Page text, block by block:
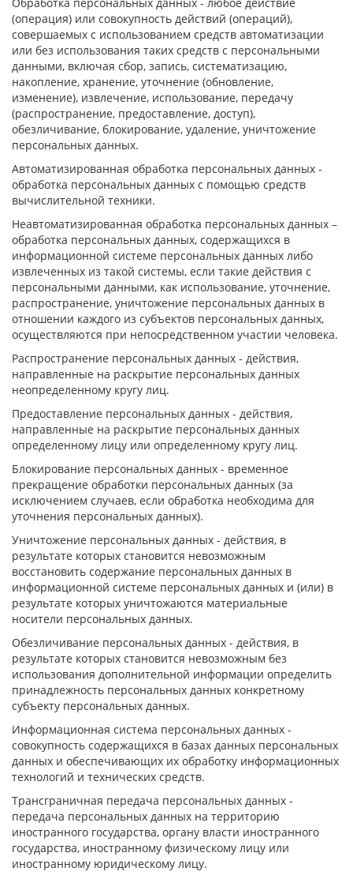
(операция) или совокупность действий (операций),
совершаемых с использованием средств автоматизации
или без использования таких средств с персональными
данными, включая сбор, запись, систематизацию,
накопление, хранение, уточнение (обновление,
изменение), извлечение, использование, передачу
(распространение, предоставление, доступ),
обезличивание, блокирование, удаление, уничтожение
персональных данных.
Автоматизированная обработка персональных данных -
обработка персональных данных с помощью средств
вычислительной техники.
Неавтоматизированная обработка персональных данных –
обработка персональных данных, содержащихся в
информационной системе персональных данных либо
извлеченных из такой системы, если такие действия с
персональными данными, как использование, уточнение,
распространение, уничтожение персональных данных в
отношении каждого из субъектов персональных данных,
осуществляются при непосредственном участии человека.
Распространение персональных данных - действия,
направленные на раскрытие персональных данных
неопределенному кругу лиц.
Предоставление персональных данных - действия,
направленные на раскрытие персональных данных
определенному лицу или определенному кругу лиц.
Блокирование персональных данных - временное
прекращение обработки персональных данных (за
исключением случаев, если обработка необходима для
уточнения персональных данных).
Уничтожение персональных данных - действия, в
результате которых становится невозможным
восстановить содержание персональных данных в
информационной системе персональных данных и (или) в
результате которых уничтожаются материальные
носители персональных данных.
Обезличивание персональных данных - действия, в
результате которых становится невозможным без
использования дополнительной информации определить
принадлежность персональных данных конкретному
субъекту персональных данных.
Информационная система персональных данных -
совокупность содержащихся в базах данных персональных
данных и обеспечивающих их обработку информационных
технологий и технических средств.
Трансграничная передача персональных данных -
передача персональных данных на территорию
иностранного государства, органу власти иностранного
государства, иностранному физическому лицу или
иностранному юридическому лицу.